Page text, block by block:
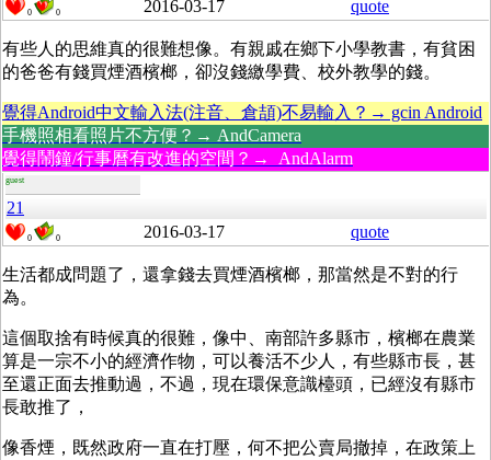
0 0 2016-03-17 quote
有些人的思維真的很難想像。有親戚在鄉下小學教書，有貧困
的爸爸有錢買煙酒檳榔，卻沒錢繳學費、校外教學的錢。
覺得Android中文輸入法(注音、倉頡)不易輸入？→ gcin Android
手機照相看照片不方便？→ AndCamera
覺得鬧鐘/行事曆有改進的空間？→ AndAlarm
guest
21
0 0 2016-03-17 quote
生活都成問題了，還拿錢去買煙酒檳榔，那當然是不對的行
為。
這個取捨有時候真的很難，像中、南部許多縣市，檳榔在農業
算是一宗不小的經濟作物，可以養活不少人，有些縣市長，甚
至還正面去推動過，不過，現在環保意識檯頭，已經沒有縣市
長敢推了，
像香煙，既然政府一直在打壓，何不把公賣局撤掉，在政策上